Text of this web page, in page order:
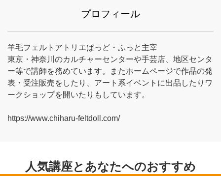
プロフィール
羊毛フェルトアトリエぱっど・ふっと主宰
東京・神奈川のカルチャーセンターや手芸店、地区センタ
ー等で講師を務めています。またホームページで作品の発
表・受注販売をしたり、アート系イベントに出品したりワ
ークショップを開いたりもしています。
https://www.chiharu-feltdoll.com/